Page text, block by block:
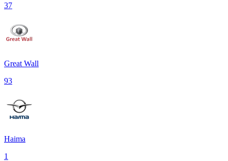
37
Great Wall
93
Haima
1